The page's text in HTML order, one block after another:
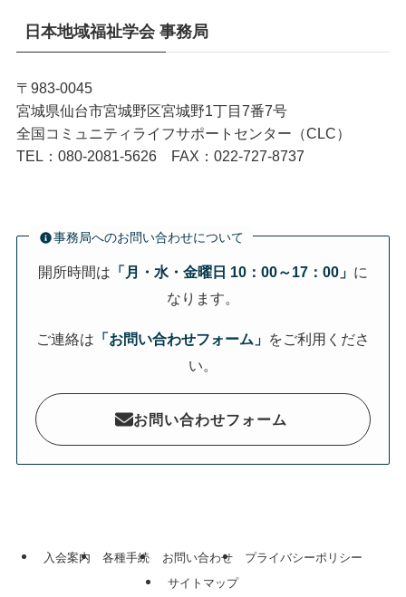
日本地域福祉学会 事務局
〒983-0045
宮城県仙台市宮城野区宮城野1丁目7番7号
全国コミュニティライフサポートセンター（CLC）
TEL：080-2081-5626 FAX：022-727-8737
事務局へのお問い合わせについて
開所時間は 「月・水・金曜日 10：00～17：00」 に
なります。
ご連絡は 「お問い合わせフォーム」 をご利用くださ
い。
お問い合わせフォーム
入会案内 各種手続 お問い合わせ
プライバシーポリシー
サイトマップ